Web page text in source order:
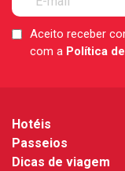
LGPDAceito receber
com a Política
Hotéis
Passeios
Dicas de viagem